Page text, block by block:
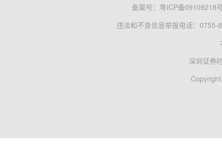
备案号： 粤ICP备09109218
违法和不良信息举报电话：0755-
深圳证券